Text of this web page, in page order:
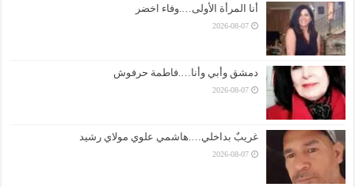
أنا المرأة الأولى….وفاء اخضر
2026-08-07
دمشق وأبي وأنا….فاطمة حرفوش
2026-08-07
غريبٌ بداخلي….هاشمي علوي مولاي رشيد
2026-08-07